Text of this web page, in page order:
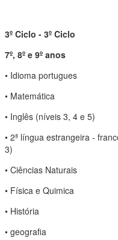
3º Ciclo - 3º Ciclo
7º, 8º e 9º anos
• Idioma portugues
• Matemática
• Inglês (níveis 3, 4 e 5)
• 2ª língua estrangeira -
3)
• Ciências Naturais
• Física e Quimica
• História
• geografia